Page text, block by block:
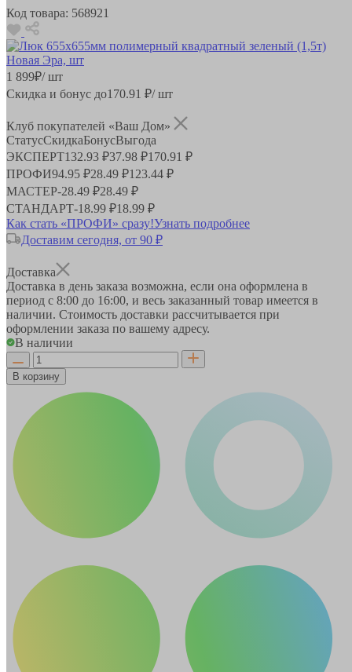
Код товара: 568921
1 899₽/ шт
Скидка и бонус до170.91 ₽/ шт
Клуб покупателей «Ваш Дом»
СтатусСкидкаБонусВыгода
ЭКСПЕРТ132.93 ₽37.98 ₽170.91 ₽
ПРОФИ94.95 ₽28.49 ₽123.44 ₽
МАСТЕР-28.49 ₽28.49 ₽
СТАНДАРТ-18.99 ₽18.99 ₽
Как стать «ПРОФИ» сразу!Узнать подробнее
Доставим сегодня, от 90 ₽
Доставка
Доставка в день заказа возможна, если она оформлена в
период с 8:00 до 16:00, и весь заказанный товар имеется в
наличии. Стоимость доставки рассчитывается при
оформлении заказа по вашему адресу.
В наличии
В корзину